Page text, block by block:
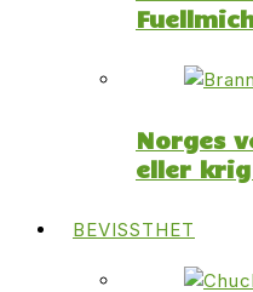
Norges
eller
BEVISSTHET